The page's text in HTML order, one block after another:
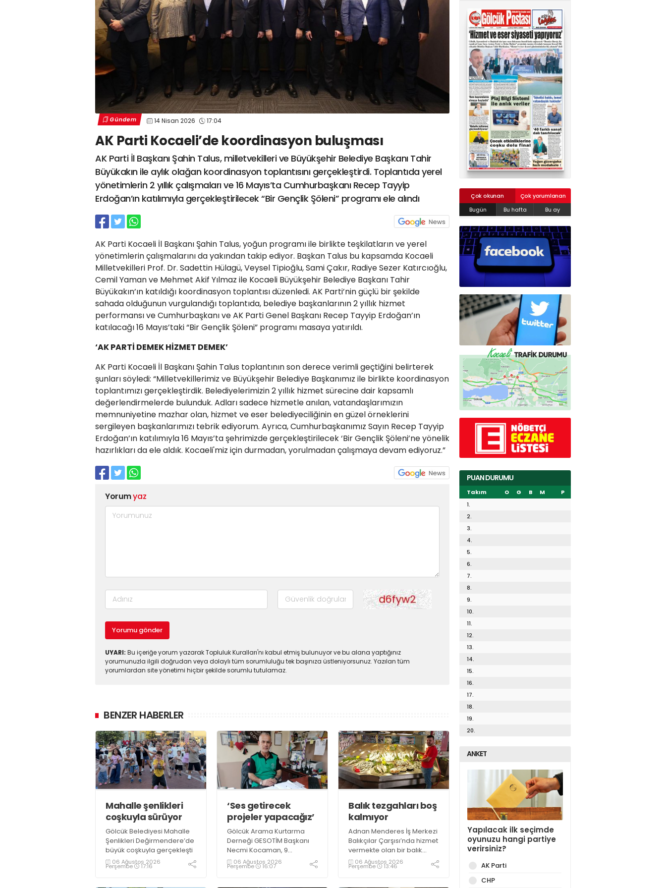
Gündem 14 Nisan 2026 17:04
AK Parti Kocaeli’de koordinasyon buluşması
AK Parti İl Başkanı Şahin Talus, milletvekilleri ve Büyükşehir Belediye Başkanı Tahir
Büyükakın ile aylık olağan koordinasyon toplantısını gerçekleştirdi. Toplantıda yerel
yönetimlerin 2 yıllık çalışmaları ve 16 Mayıs’ta Cumhurbaşkanı Recep Tayyip
Erdoğan’ın katılımıyla gerçekleştirilecek “Bir Gençlik Şöleni” programı ele alındı
AK Parti Kocaeli İl Başkanı Şahin Talus, yoğun programı ile birlikte teşkilatların ve yerel
yönetimlerin çalışmalarını da yakından takip ediyor. Başkan Talus bu kapsamda Kocaeli
Milletvekilleri Prof. Dr. Sadettin Hülagü, Veysel Tipioğlu, Sami Çakır, Radiye Sezer Katırcıoğlu,
Cemil Yaman ve Mehmet Akif Yılmaz ile Kocaeli Büyükşehir Belediye Başkanı Tahir
Büyükakın’ın katıldığı koordinasyon toplantısı düzenledi. AK Parti’nin güçlü bir şekilde
sahada olduğunun vurgulandığı toplantıda, belediye başkanlarının 2 yıllık hizmet
performansı ve Cumhurbaşkanı ve AK Parti Genel Başkanı Recep Tayyip Erdoğan’ın
katılacağı 16 Mayıs’taki “Bir Gençlik Şöleni” programı masaya yatırıldı.
‘AK PARTİ DEMEK HİZMET DEMEK’
AK Parti Kocaeli İl Başkanı Şahin Talus toplantının son derece verimli geçtiğini belirterek
şunları söyledi: “Milletvekillerimiz ve Büyükşehir Belediye Başkanımız ile birlikte koordinasyon
toplantımızı gerçekleştirdik. Belediyelerimizin 2 yıllık hizmet sürecine dair kapsamlı
değerlendirmelerde bulunduk. Adları sadece hizmetle anılan, vatandaşlarımızın
memnuniyetine mazhar olan, hizmet ve eser belediyeciliğinin en güzel örneklerini
sergileyen başkanlarımızı tebrik ediyorum. Ayrıca, Cumhurbaşkanımız Sayın Recep Tayyip
Erdoğan’ın katılımıyla 16 Mayıs’ta şehrimizde gerçekleştirilecek ‘Bir Gençlik Şöleni’ne yönelik
hazırlıkları da ele aldık. Kocaeli'miz için durmadan, yorulmadan çalışmaya devam ediyoruz.”
Yorumyaz
Yorumu gönder
UYARI: Bu içeriğe yorum yazarak Topluluk Kuralları'nı kabul etmiş bulunuyor ve bu alana yaptığınız
yorumunuzla ilgili doğrudan veya dolaylı tüm sorumluluğu tek başınıza üstleniyorsunuz. Yazılan tüm
yorumlardan site yönetimi hiçbir şekilde sorumlu tutulamaz.
BENZER HABERLER
Mahalle şenlikleri
coşkuyla sürüyor
Gölcük Belediyesi Mahalle
Şenlikleri Değirmendere’de
büyük coşkuyla gerçekleşti
06 Ağustos 2026
Perşembe 17:16
‘Ses getirecek
projeler yapacağız’
Gölcük Arama Kurtarma
Derneği GESOTİM Başkanı
Necmi Kocaman, 9
Ağustos’ta gerçekleşecek
sınavın ardından 4. Akredite
06 Ağustos 2026
Perşembe 16:07
Balık tezgahları boş
kalmıyor
Adnan Menderes İş Merkezi
Balıkçılar Çarşısı’nda hizmet
vermekte olan bir balık
restoranının işletme
sahiplerinden Emrah
06 Ağustos 2026
Perşembe 13:46
Çok okunan
Çok yorumlanan
Bugün
Bu hafta Bu ay
PUAN DURUMU
Takım O G B M
P
1.
2.
3.
4.
5.
6.
7.
8.
9.
10.
11.
12.
13.
14.
15.
16.
17.
18.
19.
20.
ANKET
Yapılacak ilk seçimde
oyunuzu hangi partiye
verirsiniz?
AK Parti
CHP
02624132333
haber@golcukpostasi.com